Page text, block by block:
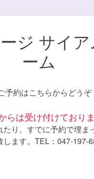
ジ サイ
ーム
予約はこちらからどうぞ
は受け付けておりま
り、すでに予約で埋ま
ます。TEL：047-197-